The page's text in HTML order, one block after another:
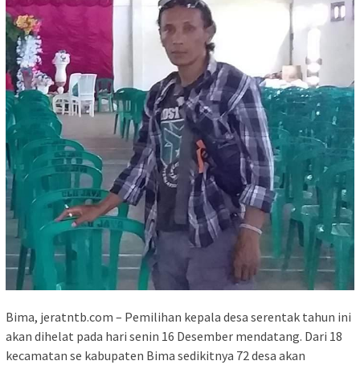
Bima, jeratntb.com – Pemilihan kepala desa serentak tahun ini
akan dihelat pada hari senin 16 Desember mendatang. Dari 18
kecamatan se kabupaten Bima sedikitnya 72 desa akan